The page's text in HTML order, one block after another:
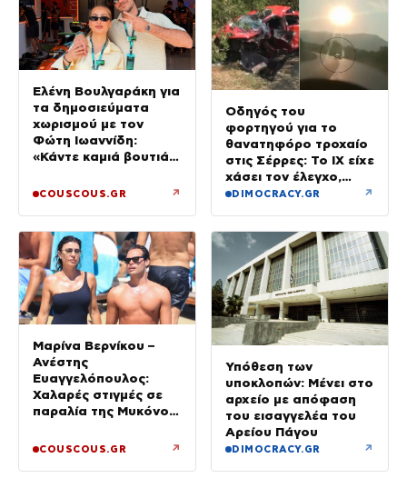
Ελένη Βουλγαράκη για
τα δημοσιεύματα
χωρισμού με τον
Φώτη Ιωαννίδη:
«Κάντε καμιά βουτιά
δροσιστείτε»
COUSCOUS.GR ↗
Οδηγός του
φορτηγού για το
θανατηφόρο τροχαίο
στις Σέρρες: Το ΙΧ είχε
χάσει τον έλεγχο,
έφυγε στο αντίθετο
DIMOCRACY.GR ↗
Μαρίνα Βερνίκου –
Ανέστης
Ευαγγελόπουλος:
Χαλαρές στιγμές σε
παραλία της Μυκόνου
COUSCOUS.GR ↗
Υπόθεση των
υποκλοπών: Μένει στο
αρχείο με απόφαση
του εισαγγελέα του
Αρείου Πάγου
DIMOCRACY.GR ↗